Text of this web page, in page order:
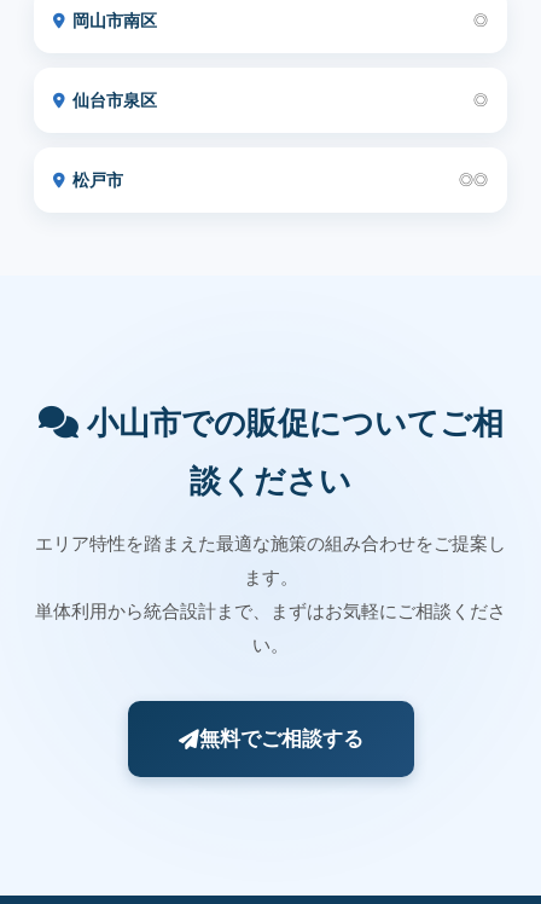
岡山市南区 ◎
仙台市泉区 ◎
松戸市 ◎◎
小山市での販促についてご相
談ください
エリア特性を踏まえた最適な施策の組み合わせをご提案し
ます。
単体利用から統合設計まで、まずはお気軽にご相談くださ
い。
無料でご相談する